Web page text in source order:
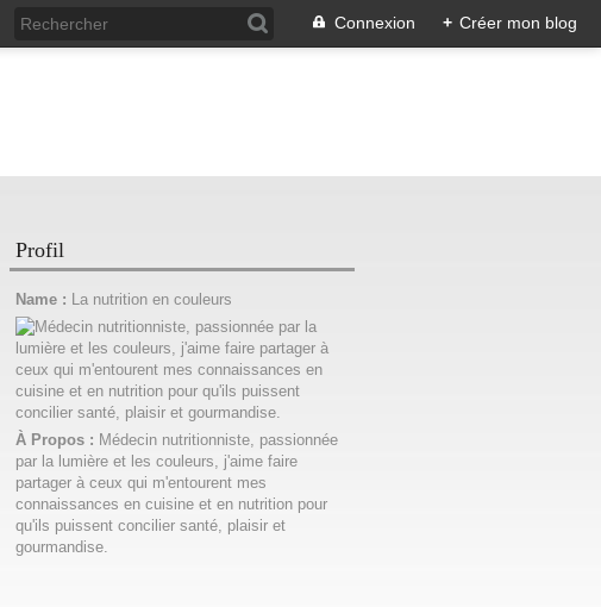
Connexion + Créer mon blog
Profil
Name : La nutrition en couleurs
À Propos : Médecin nutritionniste, passionnée
par la lumière et les couleurs, j'aime faire
partager à ceux qui m'entourent mes
connaissances en cuisine et en nutrition pour
qu'ils puissent concilier santé, plaisir et
gourmandise.